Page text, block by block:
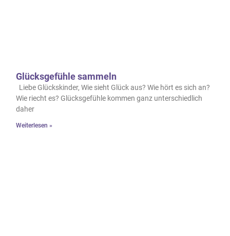
Glücksgefühle sammeln
Liebe Glückskinder, Wie sieht Glück aus? Wie hört es sich an?
Wie riecht es? Glücksgefühle kommen ganz unterschiedlich
daher
Weiterlesen »